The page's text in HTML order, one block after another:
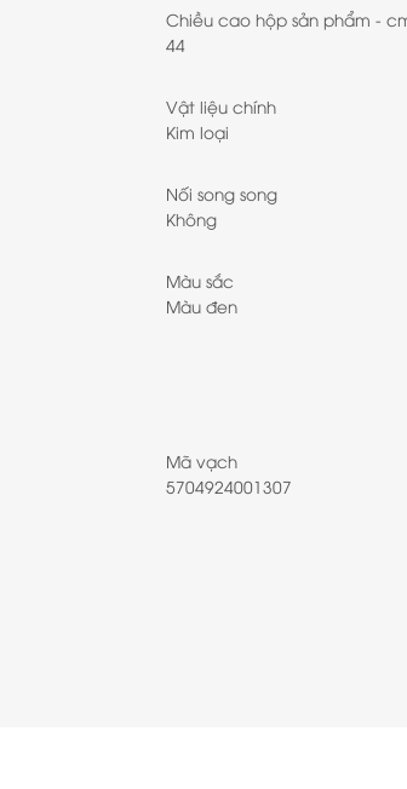
Chiều cao hộp sản phẩm -
44
Vật liệu chính
Kim loại
Nối song song
Không
Màu sắc
Màu đen
Mã vạch
5704924001307